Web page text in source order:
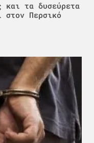
και τα δυσεύρετα
στον Περσικό